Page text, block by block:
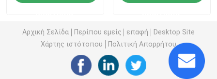
Μη υφαμένη τσάντα
Βιοδιασπώμενο δοχείο
φαγητού
Αρχική Σελίδα Περίπου εμείς επαφή
Desktop Site
Χάρτης ιστότοπου
Πολιτική Απορρήτου